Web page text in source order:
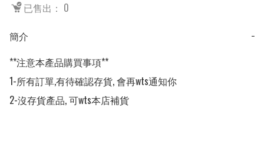
已售出： 0
簡介
−
**注意本產品購買事項**
1-所有訂單,有待確認存貨, 會再wts通知你
2-沒存貨產品, 可wts本店補貨